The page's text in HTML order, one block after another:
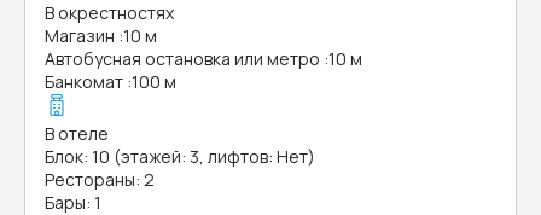
В окрестностях
Магазин :10 м
Автобусная остановка или метро :10 м
Банкомат :100 м
В отеле
Блок: 10 (этажей: 3, лифтов: Нет)
Рестораны: 2
Бары: 1